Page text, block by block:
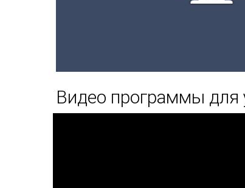
Видео программы для